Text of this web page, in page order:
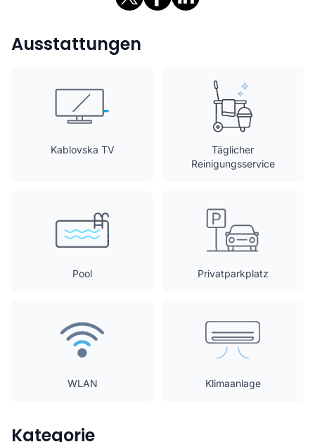
Ausstattungen
Kablovska TV
Täglicher
Reinigungsservice
Pool Privatparkplatz
WLAN Klimaanlage
Kategorie